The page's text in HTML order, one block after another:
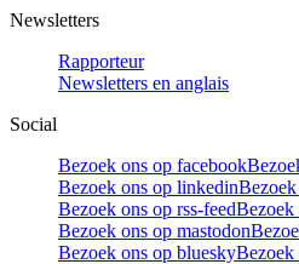
Newsletters
Rapporteur
Newsletters en anglais
Social
Bezoek ons op facebook
Bezoek ons op linkedin
Bezoek ons op rss-feedBezoek
Bezoek ons op mastodon
Bezoek ons op blueskyBezoek